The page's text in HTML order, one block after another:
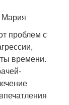
Мария
проблем с
времени.